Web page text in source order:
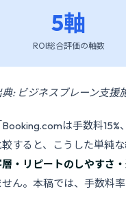
5軸
ROI総合評価の軸数
典: ビジネスブレーン支援
Booking.comは手数料
較すると、こうした単純
・リピートのしやすさ
せん。本稿では、手数料